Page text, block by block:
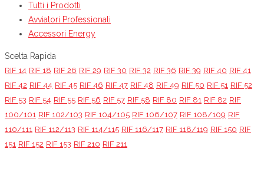
Tutti i Prodotti
Avviatori Professionali
Accessori Energy
Scelta Rapida
RIF 14 RIF 18 RIF 26 RIF 29 RIF 30 RIF 32 RIF 36 RIF 39 RIF 40 RIF 41
RIF 42 RIF 44 RIF 45 RIF 46 RIF 47 RIF 48 RIF 49 RIF 50 RIF 51 RIF 52
RIF 53 RIF 54 RIF 55 RIF 56 RIF 57 RIF 58 RIF 80 RIF 81 RIF 82 RIF
100/101 RIF 102/103 RIF 104/105 RIF 106/107 RIF 108/109 RIF
110/111 RIF 112/113 RIF 114/115 RIF 116/117 RIF 118/119 RIF 150 RIF
151 RIF 152 RIF 153 RIF 210 RIF 211